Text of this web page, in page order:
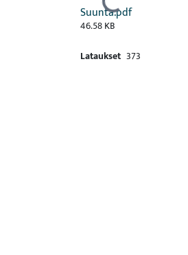
Ladataan...
Suunta.pdf
46.58 KB
Lataukset 373